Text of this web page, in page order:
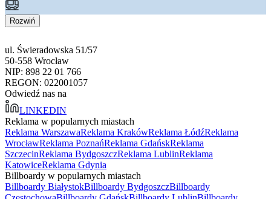
Rozwiń
ul. Świeradowska 51/57
50-558 Wrocław
NIP: 898 22 01 766
REGON: 022001057
Odwiedź nas na
LINKEDIN
Reklama w popularnych miastach
Reklama WarszawaReklama KrakówReklama ŁódźReklama
WrocławReklama PoznańReklama GdańskReklama
SzczecinReklama BydgoszczReklama LublinReklama
KatowiceReklama Gdynia
Billboardy w popularnych miastach
Billboardy BiałystokBillboardy BydgoszczBillboardy